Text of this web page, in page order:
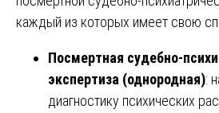
каждый из которых имеет свою
Посмертная судебно-
экспертиза (однородная):
диагностику психических